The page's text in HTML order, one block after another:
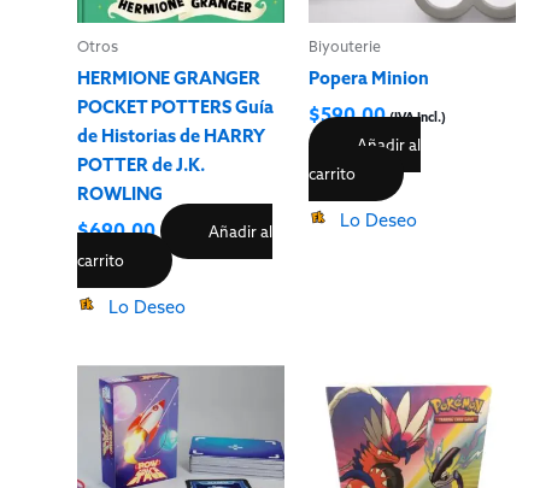
Otros
HERMIONE GRANGER
POCKET POTTERS Guía
de Historias de HARRY
POTTER de J.K.
ROWLING
$690.00
Añadir al
carrito
Lo Deseo
Biyouterie
Popera Minion
$590.00 (IVA Incl.)
Añadir al
carrito
Lo Deseo